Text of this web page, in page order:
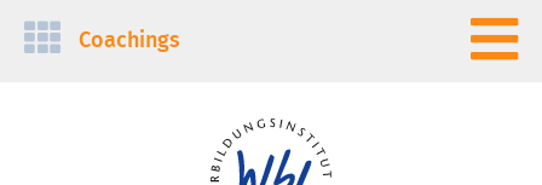
Navigation
Coachings